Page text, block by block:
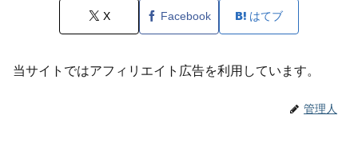
X Facebook はてブ
当サイトではアフィリエイト広告を利用しています。
管理人